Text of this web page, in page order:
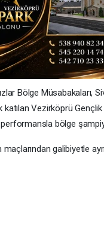
Bölge Müsabakaları,
Vezirköprü
performansla bölge
galibiyetle